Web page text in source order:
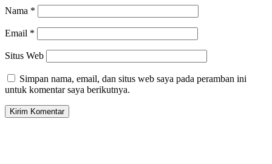
Nama *
Email *
Situs Web
Simpan nama, email, dan situs web saya pada peramban ini
untuk komentar saya berikutnya.